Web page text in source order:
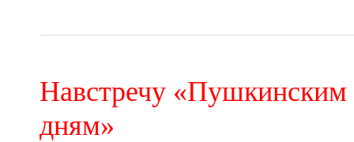
Навстречу «Пушкинским
дням»